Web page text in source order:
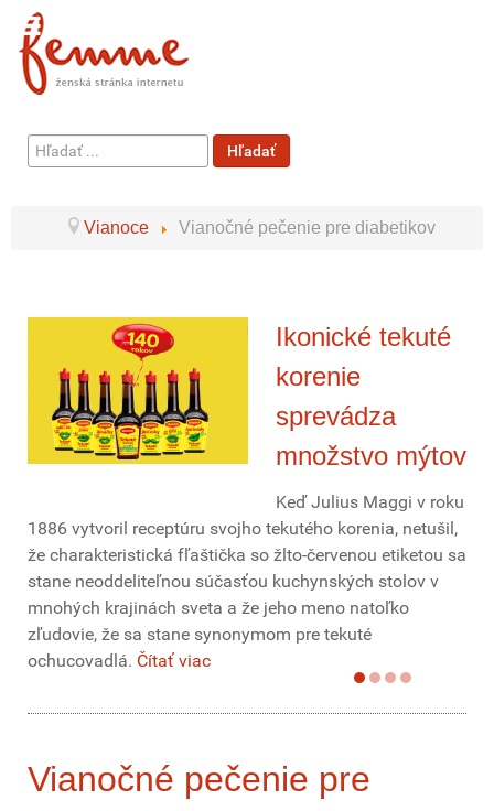
Hľadať
...
Hľadať
Vianoce Vianočné pečenie pre diabetikov
Ikonické tekuté
korenie
sprevádza
množstvo mýtov
Keď Julius Maggi v roku
1886 vytvoril receptúru svojho tekutého korenia, netušil,
že charakteristická fľaštička so žlto-červenou etiketou sa
stane neoddeliteľnou súčasťou kuchynských stolov v
mnohých krajinách sveta a že jeho meno natoľko
zľudovie, že sa stane synonymom pre tekuté
ochucovadlá. Čítať viac
Vianočné pečenie pre